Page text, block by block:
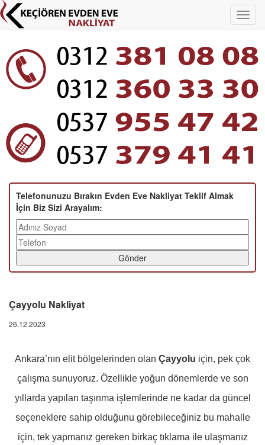
Telefonunuzu Bırakın Evden Eve Nakliyat Teklif Almak
İçin Biz Sizi Arayalım:
Gönder
Çayyolu Nakliyat
26.12.2023
Ankara’nın elit bölgelerinden olan Çayyolu için, pek çok
çalışma sunuyoruz. Özellikle yoğun dönemlerde ve son
yıllarda yapılan taşınma işlemlerinde ne kadar da güncel
seçeneklere sahip olduğunu görebileceğiniz bu mahalle
için, tek yapmanız gereken birkaç tıklama ile ulaşmanız